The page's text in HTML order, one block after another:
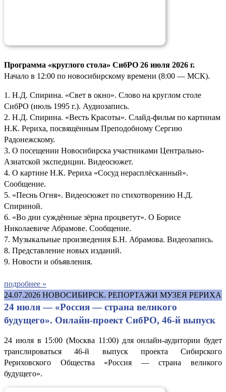
Программа «круглого стола» СибРО 26 июля 2026 г.
Начало в 12:00 по новосибирскому времени (8:00 — МСК).
1. Н.Д. Спирина. «Свет в окно». Слово на круглом столе
СибРО (июль 1995 г.). Аудиозапись.
2. Н.Д. Спирина. «Весть Красоты». Слайд-фильм по картинам
Н.К. Рериха, посвящённым Преподобному Сергию
Радонежскому.
3. О посещении Новосибирска участниками Центрально-
Азиатской экспедиции. Видеосюжет.
4. О картине Н.К. Рериха «Сосуд нерасплёсканный».
Сообщение.
5. «Песнь Огня». Видеосюжет по стихотворению Н.Д.
Спириной.
6. «Во дни суждённые зёрна процветут». О Борисе
Николаевиче Абрамове. Сообщение.
7. Музыкальные произведения Б.Н. Абрамова. Видеозапись.
8. Представление новых изданий.
9. Новости и объявления.
подробнее »
24.07.2026 НОВОСИБИРСК. РЕПОРТАЖИ МУЗЕЯ РЕРИХА
24 июля — «Россия — страна великого
будущего». Онлайн-проект СибРО, 46-й выпуск
24 июля в 15:00 (Москва 11:00) для онлайн-аудитории будет
транслироваться 46-й выпуск проекта Сибирского
Рериховского Общества «Россия — страна великого
будущего».